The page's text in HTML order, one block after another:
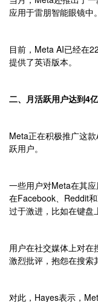
应用于雷朋智能眼镜中。
目前，Meta AI已经在
提供了英语版本。
二、月活跃用户达到4
Meta正在积极推广这
跃用户。
一些用户对Meta在其
在Facebook、Reddit
过于激进，比如在键盘
用户在社交媒体上对
激烈批评，抱怨在搜索
对此，Hayes表示，